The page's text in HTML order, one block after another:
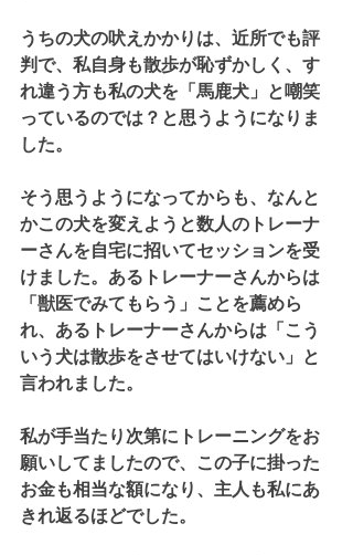
うちの犬の吠えかかりは、近所でも評
判で、私自身も散歩が恥ずかしく、す
れ違う方も私の犬を「馬鹿犬」と嘲笑
っているのでは？と思うようになりま
した。
そう思うようになってからも、なんと
かこの犬を変えようと数人のトレーナ
ーさんを自宅に招いてセッションを受
けました。あるトレーナーさんからは
「獣医でみてもらう」ことを薦めら
れ、あるトレーナーさんからは「こう
いう犬は散歩をさせてはいけない」と
言われました。
私が手当たり次第にトレーニングをお
願いしてましたので、この子に掛った
お金も相当な額になり、主人も私にあ
きれ返るほどでした。